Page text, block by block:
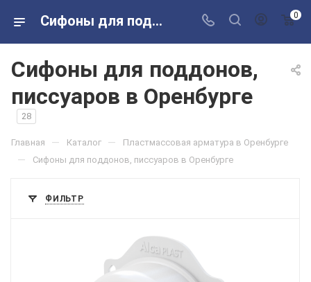
Сифоны для поддонов, писсуаров в магазинах Сантехторг 0
Сифоны для поддонов,
писсуаров в Оренбурге
28
Главная — Каталог — Пластмассовая арматура в Оренбурге
— Сифоны для поддонов, писсуаров в Оренбурге
ФИЛЬТР